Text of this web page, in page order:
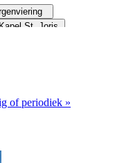
of periodiek »